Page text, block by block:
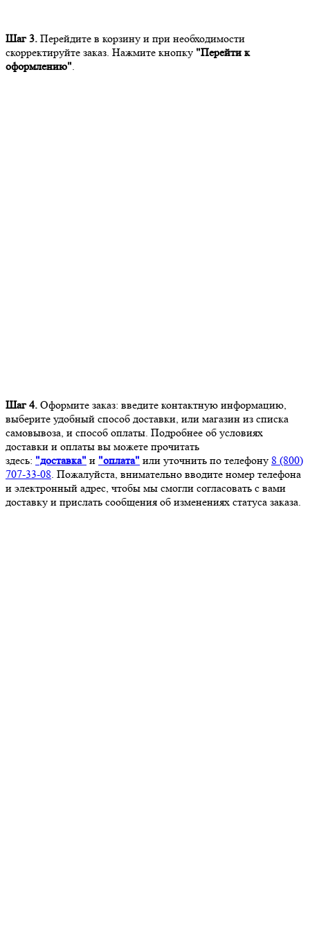
Шаг 3. Перейдите в корзину и при необходимости
скорректируйте заказ. Нажмите кнопку "Перейти к
оформлению"
Шаг 4. Оформите заказ: введите контактную информацию,
выберите удобный способ доставки, или магазин из списка
самовывоза, и способ оплаты. Подробнее об условиях
доставки и оплаты вы можете прочитать
здесь: "доставка" и "оплата" или уточнить по телефону 8 (800)
707-33-08 . Пожалуйста, внимательно вводите номер телефона
и электронный адрес, чтобы мы смогли согласовать с вами
доставку и прислать сообщения об изменениях статуса заказа.